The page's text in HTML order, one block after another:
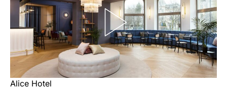
Alice Hotel